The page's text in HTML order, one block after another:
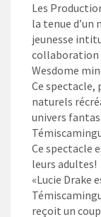
Les
la tenue d’un
jeunesse
collaboration
Wesdome
Ce spectacle,
naturels
univers
Ce spectacle
leurs adultes!
«Lucie Drake
reçoit un